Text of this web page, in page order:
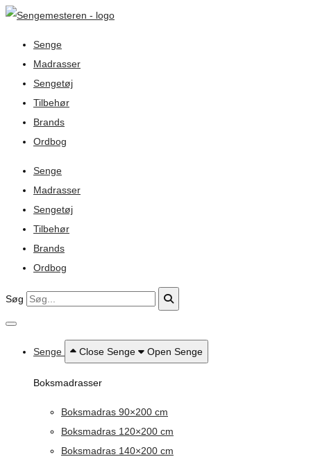
Senge
Madrasser
Sengetøj
Tilbehør
Brands
Ordbog
Senge
Madrasser
Sengetøj
Tilbehør
Brands
Ordbog
Søg
Senge Close Senge Open Senge
Boksmadrasser
Boksmadras 90×200 cm
Boksmadras 120×200 cm
Boksmadras 140×200 cm